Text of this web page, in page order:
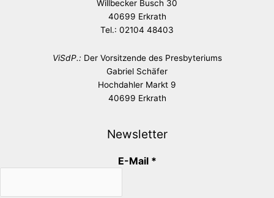
Willbecker Busch 30
40699 Erkrath
Tel.: 02104 48403
ViSdP.: Der Vorsitzende des Presbyteriums
Gabriel Schäfer
Hochdahler Markt 9
40699 Erkrath
Newsletter
E-Mail *